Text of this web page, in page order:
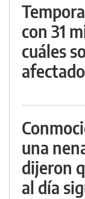
con 31
cuáles
una
dijeron
al día